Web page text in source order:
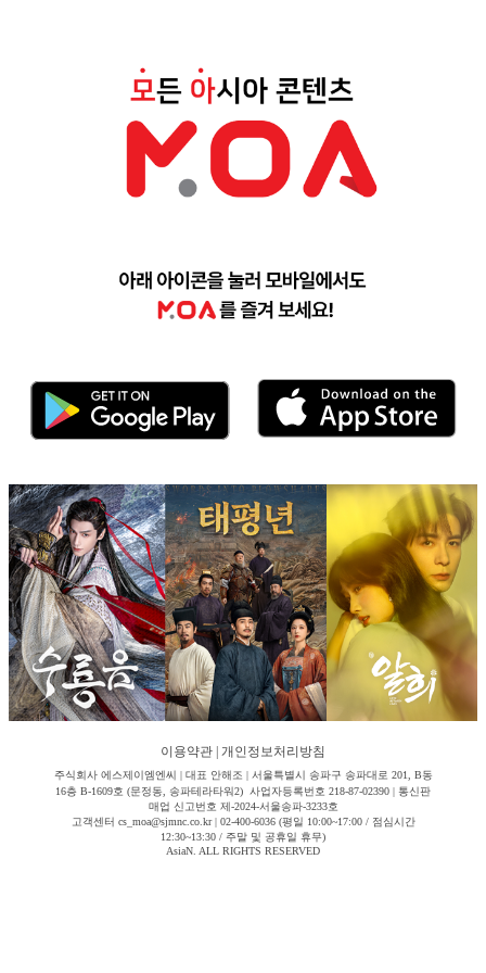
이용약관 개인정보처리방침
주식회사 에스제이엠엔씨 | 대표 안해조 | 서울특별시 송파구 송파대로 201, B동
16층 B-1609호 (문정동, 송파테라타워2) 사업자등록번호 218-87-02390 | 통신판
매업 신고번호 제-2024-서울송파-3233호
고객센터 cs_moa@sjmnc.co.kr | 02-400-6036 (평일 10:00~17:00 / 점심시간
12:30~13:30 / 주말 및 공휴일 휴무)
AsiaN. ALL RIGHTS RESERVED